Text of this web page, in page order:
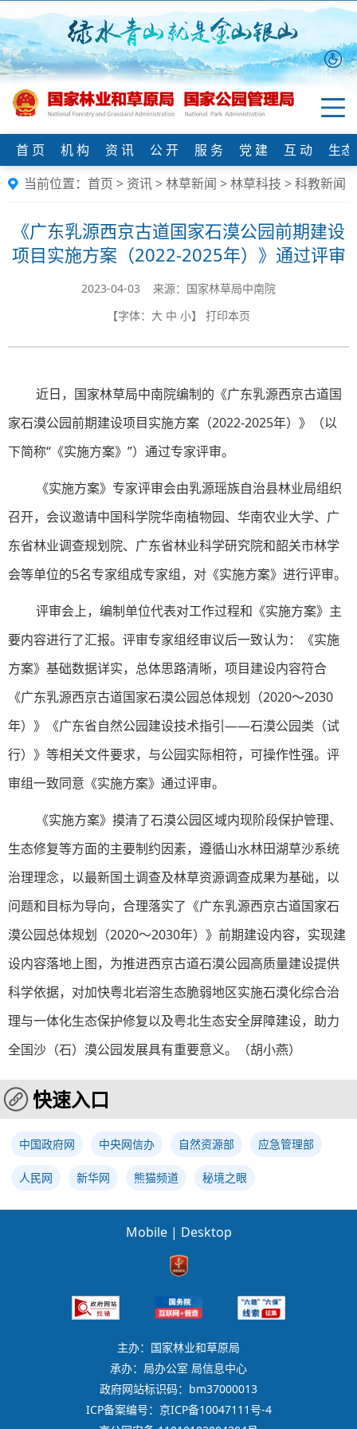
首 页 机 构 资 讯 公 开 服 务 党 建 互 动
生
当前位置： 首页 > 资讯>林草新闻 >林草科技 >科教新闻
《广东乳源西京古道国家石漠公园前期建设
项目实施方案（2022-2025年）》通过评审
2023-04-03 来源：国家林草局中南院
【字体： 大 中 小】 打印本页
近日，国家林草局中南院编制的 《广东乳源西京古道国
家石漠公园前期建设项目实施方案（2022-2025年）》（以
下简称“《实施方案》”）通过专家评审。
《实施方案》专家评审会由乳源瑶族自治县林业局组织
召开，会议邀请中国科学院华南植物园、华南农业大学、广
东省林业调查规划院、广东省林业科学研究院和韶关市林学
会等单位的5名专家组成专家组，对《实施方案》进行评审。
评审会上，编制单位代表对工作过程和《实施方案》主
要内容进行了汇报。评审专家组经审议后一致认为：《实施
方案》基础数据详实，总体思路清晰，项目建设内容符合
《广东乳源西京古道国家石漠公园总体规划（2020～2030
年）》《广东省自然公园建设技术指引——石漠公园类（试
行）》等相关文件要求，与公园实际相符，可操作性强。评
审组一致同意《实施方案》通过评审。
《实施方案》摸清了石漠公园区域内现阶段保护管理、
生态修复等方面的主要制约因素，遵循山水林田湖草沙系统
治理理念，以最新国土调查及林草资源调查成果为基础，以
问题和目标为导向，合理落实了《广东乳源西京古道国家石
漠公园总体规划（2020～2030年）》前期建设内容，实现建
设内容落地上图，为推进西京古道石漠公园高质量建设提供
科学依据，对加快粤北岩溶生态脆弱地区实施石漠化综合治
理与一体化生态保护修复以及粤北生态安全屏障建设，助力
全国沙（石）漠公园发展具有重要意义。（胡小燕）
快速入口
中国政府网 中央网信办 自然资源部 应急管理部
人民网 新华网 熊猫频道 秘境之眼
Mobile | Desktop
主办：国家林业和草原局
承办：局办公室 局信息中心
政府网站标识码：bm37000013
ICP备案编号：京ICP备10047111号-4